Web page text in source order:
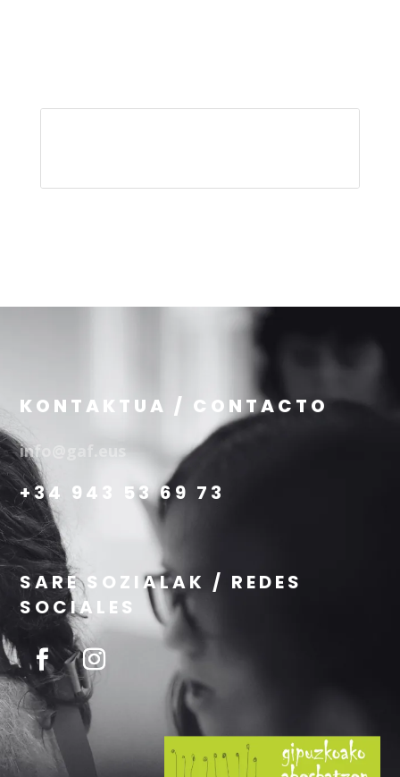
KONTAKTUA / CONTACTO
info@gaf.eus
+34 943 53 69 73
SARE SOZIALAK / REDES
SOCIALES